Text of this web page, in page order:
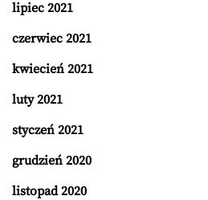
lipiec 2021
czerwiec 2021
kwiecień 2021
luty 2021
styczeń 2021
grudzień 2020
listopad 2020